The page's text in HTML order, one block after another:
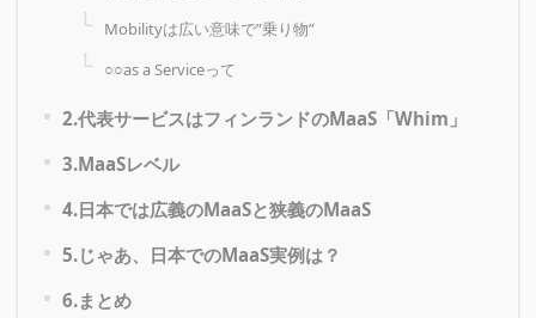
Mobilityは広い意味で”乗り物”
○○as a Serviceって
2.代表サービスはフィンランドのMaaS「Whim」
3.MaaSレベル
4.日本では広義のMaaSと狭義のMaaS
5.じゃあ、日本でのMaaS実例は？
6.まとめ